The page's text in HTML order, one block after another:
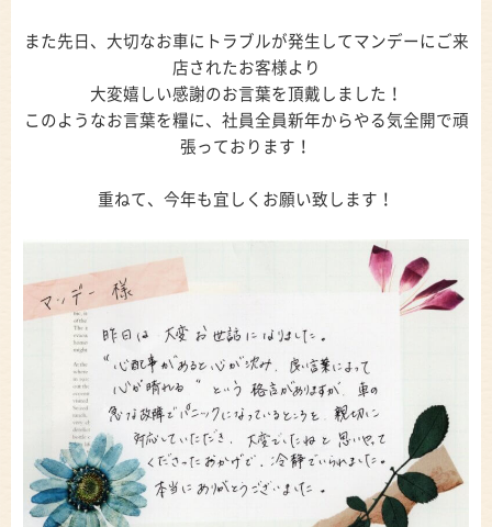
また先日、大切なお車にトラブルが発生してマンデーにご来
店されたお客様より
大変嬉しい感謝のお言葉を頂戴しました！
このようなお言葉を糧に、社員全員新年からやる気全開で頑
張っております！
重ねて、今年も宜しくお願い致します！